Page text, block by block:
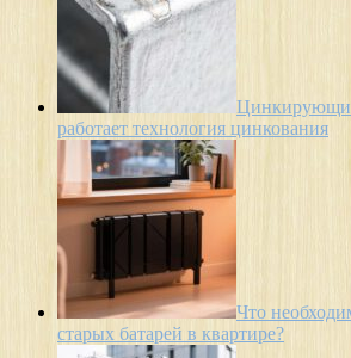
работает технология цинкования
Что
старых батарей в квартире?